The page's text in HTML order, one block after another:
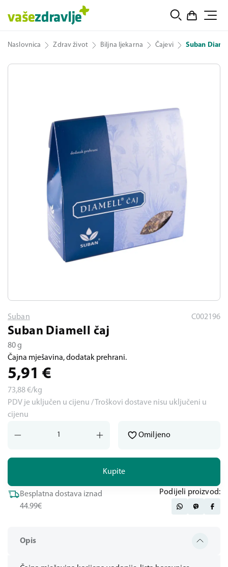
Naslovnica Zdrav život Biljna ljekarna Čajevi Suban
Opis
Suban C002196
Suban Diamell čaj
80 g
Čajna mješavina, dodatak prehrani.
5,91 €
73,88€/kg
PDV je uključen u cijenu / Troškovi dostave nisu uključeni u
cijenu
Kupite
Omiljeno
Besplatna dostava iznad
44.99€
Podijeli proizvod: